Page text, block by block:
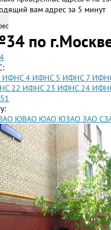
вам адрес за 5 минут
по
ИФНС 4 ИФНС 5 ИФНС 7
22 ИФНС 23 ИФНС 24
ЮВАО ЮАО ЮЗАО ЗАО